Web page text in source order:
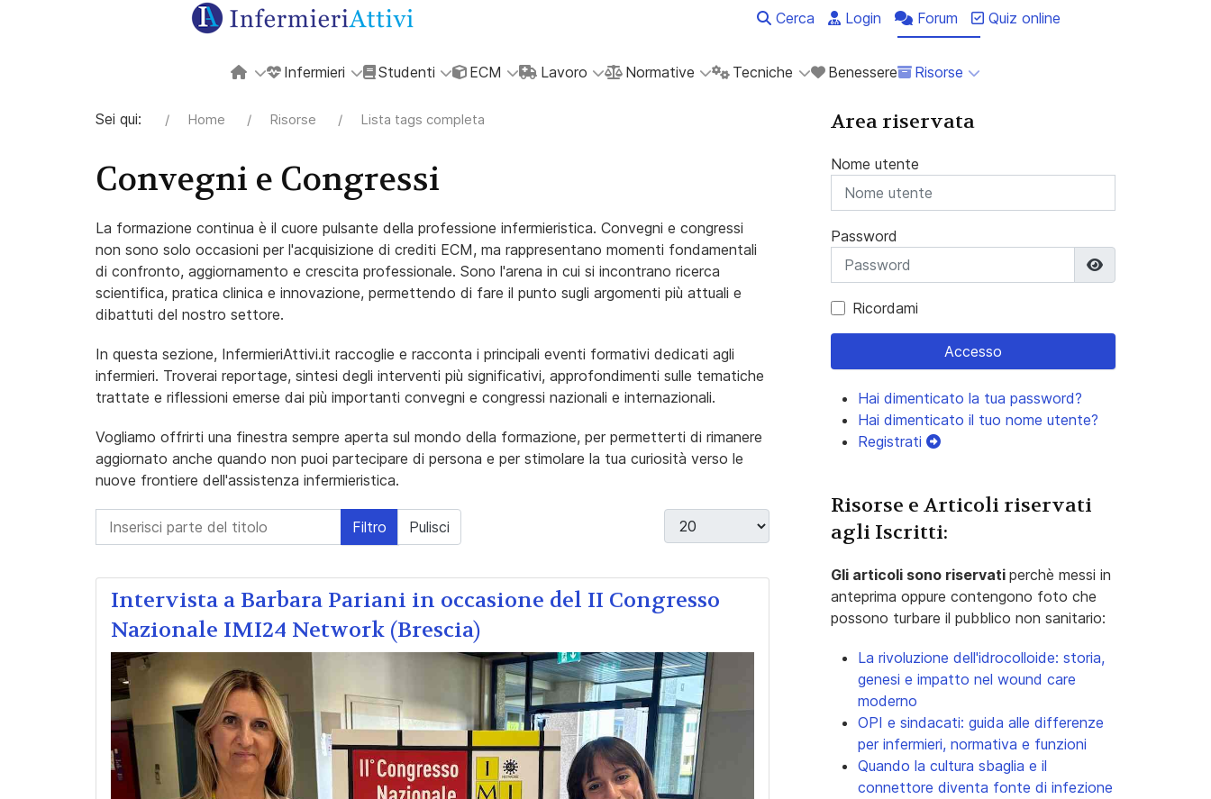
Cerca Login Forum Quiz online
Infermieri Studenti ECM Lavoro Normative Tecniche Benessere Risorse
Sei qui: Home Risorse Lista tags completa
Convegni e Congressi
La formazione continua è il cuore pulsante della professione infermieristica. Convegni e congressi
non sono solo occasioni per l'acquisizione di crediti ECM, ma rappresentano momenti fondamentali
di confronto, aggiornamento e crescita professionale. Sono l'arena in cui si incontrano ricerca
scientifica, pratica clinica e innovazione, permettendo di fare il punto sugli argomenti più attuali e
dibattuti del nostro settore.
In questa sezione, InfermieriAttivi.it raccoglie e racconta i principali eventi formativi dedicati agli
infermieri. Troverai reportage, sintesi degli interventi più significativi, approfondimenti sulle tematiche
trattate e riflessioni emerse dai più importanti convegni e congressi nazionali e internazionali.
Vogliamo offrirti una finestra sempre aperta sul mondo della formazione, per permetterti di rimanere
aggiornato anche quando non puoi partecipare di persona e per stimolare la tua curiosità verso le
nuove frontiere dell'assistenza infermieristica.
Inserisci parte del titolo Filtro Pulisci Visualizza #
Intervista a Barbara Pariani in occasione del II Congresso
Nazionale IMI24 Network (Brescia)
Area riservata
Nome utente
Password
Ricordami
Accesso
Hai dimenticato la tua password?
Hai dimenticato il tuo nome utente?
Registrati
Risorse e Articoli riservati
agli Iscritti:
Gli articoli sono riservati perchè messi in
anteprima oppure contengono foto che
possono turbare il pubblico non sanitario:
La rivoluzione dell'idrocolloide: storia,
genesi e impatto nel wound care
moderno
OPI e sindacati: guida alle differenze
per infermieri, normativa e funzioni
Quando la cultura sbaglia e il
connettore diventa fonte di infezione